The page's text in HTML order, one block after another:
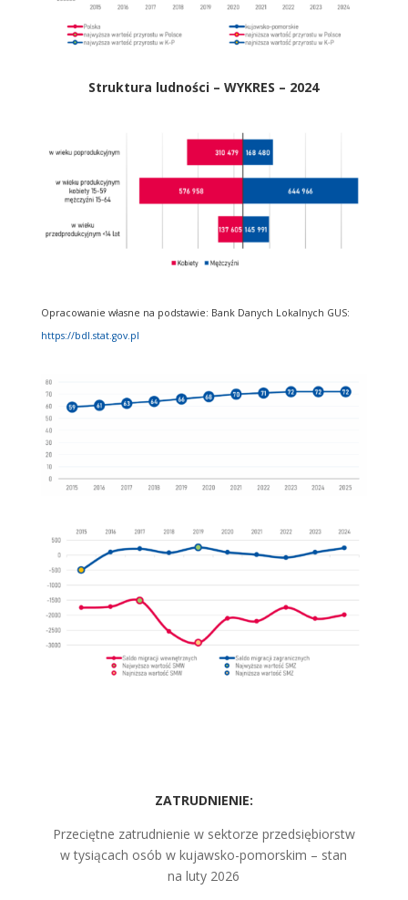
Struktura ludności – WYKRES – 2024
Opracowanie własne na podstawie: Bank Danych Lokalnych GUS:
https://bdl.stat.gov.pl
ZATRUDNIENIE:
Przeciętne zatrudnienie w sektorze przedsiębiorstw
w tysiącach osób w kujawsko-pomorskim – stan
na luty 2026